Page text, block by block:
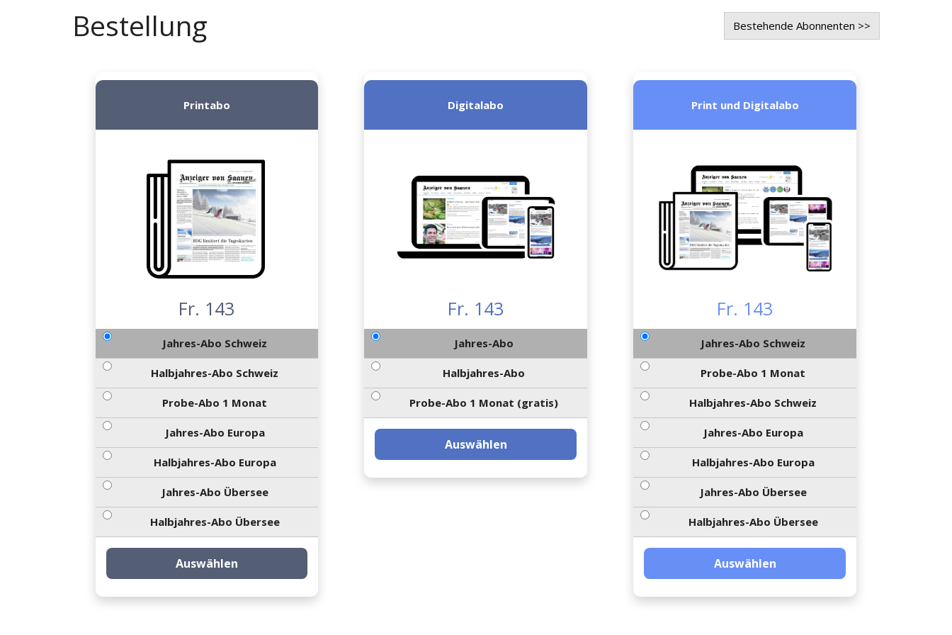
Bestellung Bestehende Abonnenten >>
Printabo
Fr. 143
Jahres-Abo Schweiz
Halbjahres-Abo Schweiz
Probe-Abo 1 Monat
Jahres-Abo Europa
Halbjahres-Abo Europa
Jahres-Abo Übersee
Halbjahres-Abo Übersee
Auswählen
Digitalabo
Fr. 143
Jahres-Abo
Halbjahres-Abo
Probe-Abo 1 Monat (gratis)
Auswählen
Print und Digitalabo
Fr. 143
Jahres-Abo Schweiz
Probe-Abo 1 Monat
Halbjahres-Abo Schweiz
Jahres-Abo Europa
Halbjahres-Abo Europa
Jahres-Abo Übersee
Halbjahres-Abo Übersee
Auswählen